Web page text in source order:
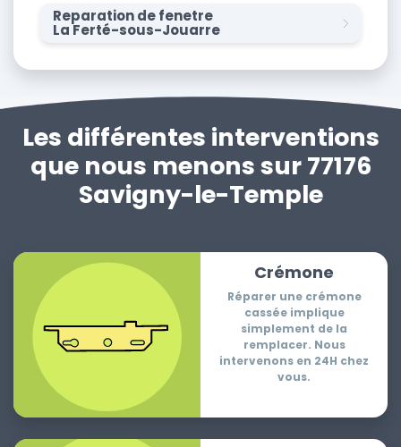
Reparation de fenetre
La Ferté-sous-Jouarre
Les différentes interventions
que nous menons sur 77176
Savigny-le-Temple
Crémone
Réparer une crémone
cassée implique
simplement de la
remplacer. Nous
intervenons en 24H chez
vous.